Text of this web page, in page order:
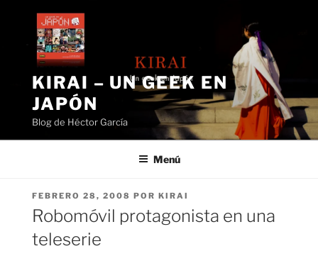
contenido
KIRAI – UN GEEK EN
JAPÓN
Blog de Héctor García
Menú
PUBLICADO
EL
FEBRERO 28, 2008 POR KIRAI
Robomóvil protagonista en una
teleserie